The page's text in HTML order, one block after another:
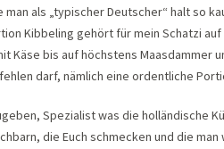
man als „typischer Deutscher“ halt so
Kibbeling gehört für mein Schatzi
Käse bis auf höchstens Maasdammer
darf, nämlich eine ordentliche
Spezialist was die holländische
die Euch schmecken und die